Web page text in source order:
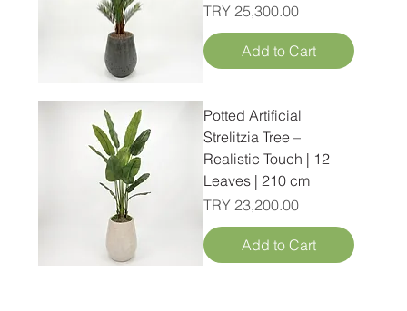
Price
TRY 25,300.00
Add to Cart
Potted Artificial
Strelitzia Tree –
Realistic Touch | 12
Leaves | 210 cm
Price
TRY 23,200.00
Add to Cart